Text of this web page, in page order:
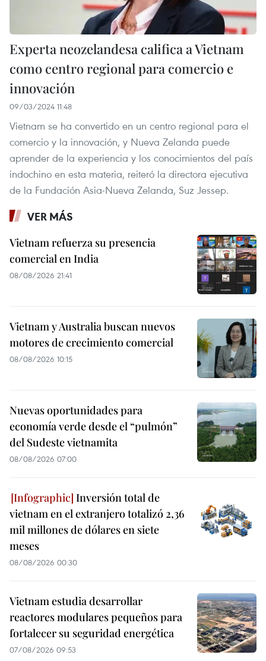
Experta neozelandesa califica a Vietnam
como centro regional para comercio e
innovación
09/03/2024 11:48
Vietnam se ha convertido en un centro regional para el
comercio y la innovación, y Nueva Zelanda puede
aprender de la experiencia y los conocimientos del país
indochino en esta materia, reiteró la directora ejecutiva
de la Fundación Asia-Nueva Zelanda, Suz Jessep.
VER MÁS
Vietnam refuerza su presencia
comercial en India
08/08/2026 21:41
Vietnam y Australia buscan nuevos
motores de crecimiento comercial
08/08/2026 10:15
Nuevas oportunidades para
economía verde desde el “pulmón”
del Sudeste vietnamita
08/08/2026 07:00
Inversión total de
vietnam en el extranjero totalizó 2,36
mil millones de dólares en siete
meses
08/08/2026 00:30
Vietnam estudia desarrollar
reactores modulares pequeños para
fortalecer su seguridad energética
07/08/2026 09:53